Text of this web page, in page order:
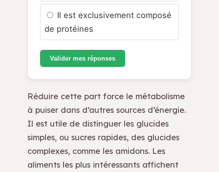
Il est exclusivement composé
de protéines
Valider mes réponses
Réduire cette part force le métabolisme
à puiser dans d’autres sources d’énergie.
Il est utile de distinguer les glucides
simples, ou sucres rapides, des glucides
complexes, comme les amidons. Les
aliments les plus intéressants affichent